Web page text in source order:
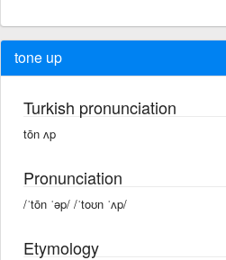
tone up
Turkish pronunciation
tōn ʌp
Pronunciation
/ˈtōn ˈəp/ /ˈtoʊn ˈʌp/
Etymology